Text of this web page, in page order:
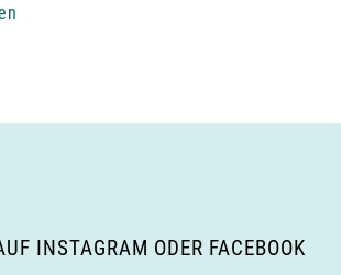
INSTAGRAM ODER FACEBOOK